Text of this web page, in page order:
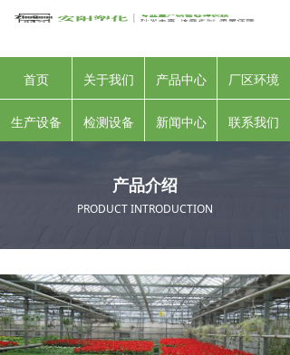
首页 关于我们 产品中心 厂区环境
生产设备 检测设备 新闻中心 联系我们
产品介绍
PRODUCT INTRODUCTION